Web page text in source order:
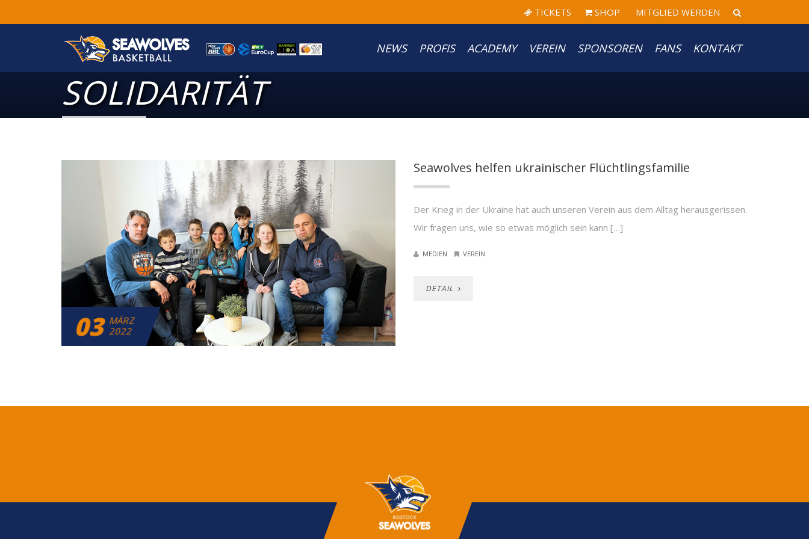
TICKETS SHOP MITGLIED WERDEN
NEWS PROFIS ACADEMY VEREIN SPONSOREN FANS KONTAKT
SOLIDARITÄT
03 MÄRZ
2022
Seawolves helfen ukrainischer Flüchtlingsfamilie
Der Krieg in der Ukraine hat auch unseren Verein aus dem Alltag herausgerissen.
Wir fragen uns, wie so etwas möglich sein kann […]
MEDIEN VEREIN
DETAIL